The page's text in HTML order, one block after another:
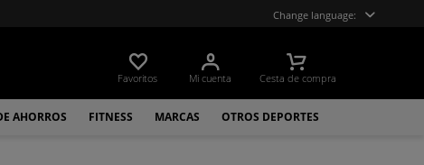
Change language:
Favoritos Mi cuenta Cesta de compra
AHORROS FITNESS MARCAS OTROS DEPORTES